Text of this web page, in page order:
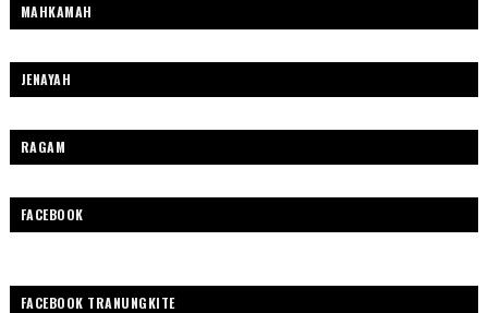
MAHKAMAH
JENAYAH
RAGAM
FACEBOOK
FACEBOOK TRANUNGKITE